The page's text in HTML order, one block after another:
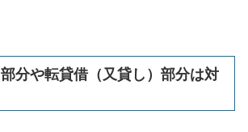
部分や転貸借（又貸し）部分は対